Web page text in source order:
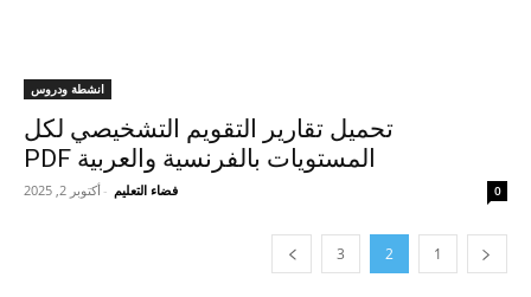
انشطة ودروس
تحميل تقارير التقويم التشخيصي لكل
المستويات بالفرنسية والعربية PDF
فضاء التعليم - أكتوبر 2, 2025 0
1
2
3